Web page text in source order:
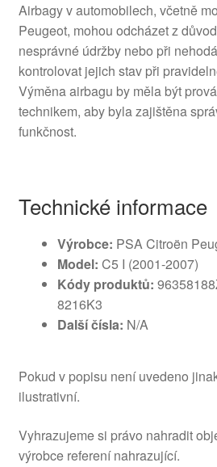
Airbagy v automobilech, včetně
Peugeot, mohou odcházet z
nesprávné údržby nebo při
kontrolovat jejich stav při
Výměna airbagu by měla být
technikem, aby byla zajištěna
funkčnost.
Technické informace
Výrobce: PSA Citroën
Model: C5 I (2001-2007)
Kódy produktů:
8216K3
Další čísla: N/A
Pokud v popisu není uvedeno
ilustrativní.
Vyhrazujeme si právo nahradit
výrobce referení nahrazující.